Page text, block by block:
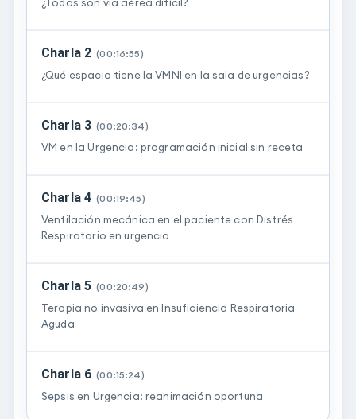
¿Todas son vía aérea difícil?
Charla 2 (00:16:55)
¿Qué espacio tiene la VMNI en la sala de urgencias?
Charla 3 (00:20:34)
VM en la Urgencia: programación inicial sin receta
Charla 4 (00:19:45)
Ventilación mecánica en el paciente con Distrés
Respiratorio en urgencia
Charla 5 (00:20:49)
Terapia no invasiva en Insuficiencia Respiratoria
Aguda
Charla 6 (00:15:24)
Sepsis en Urgencia: reanimación oportuna